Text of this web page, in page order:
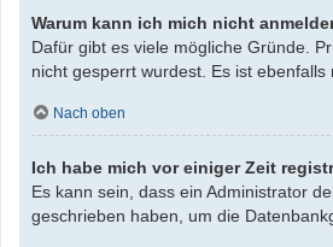
Warum kann ich mich nicht
Dafür gibt es viele mögliche Gründe.
nicht gesperrt wurdest. Es ist
Nach oben
Ich habe mich vor einiger Zeit
Es kann sein, dass ein Administrator
geschrieben haben, um die